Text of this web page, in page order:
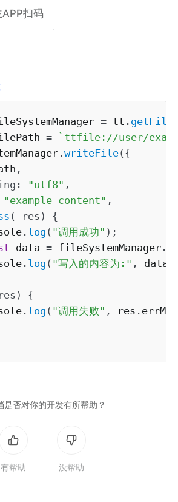
扫码
= tt .
= ` ttfile://user/
.writeFile( {
,
: "utf8" ,
"example content" ,
( _res )
{
. log ( "调用成功" ) ;
data = fileSystemManager .
. log ( "写入的内容为:" , data
res )
{
. log ( "调用失败" , res . errMsg
是否对你的开发有所帮助？
有帮助 没帮助